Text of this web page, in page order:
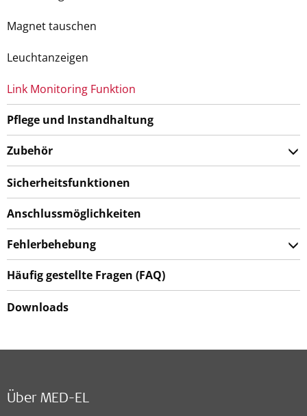
Magnet tauschen
Leuchtanzeigen
Link Monitoring Funktion
Pflege und Instandhaltung
Zubehör
Sicherheitsfunktionen
Anschlussmöglichkeiten
Fehlerbehebung
Häufig gestellte Fragen (FAQ)
Downloads
Über MED-EL